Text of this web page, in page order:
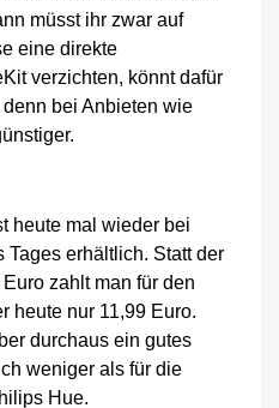
müsst ihr zwar auf
eine direkte
verzichten, könnt dafür
bei Anbieten wie
heute mal wieder bei
Tages erhältlich. Statt der
zahlt man für den
heute nur 11,99 Euro.
durchaus ein gutes
weniger als für die
Hue.